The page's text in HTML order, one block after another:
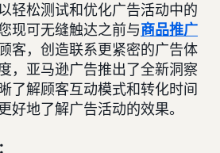
轻松测试和优化广告活动中的
现可无缝触达之前与商品推广
客，创造联系更紧密的广告体
，亚马逊广告推出了全新洞察
了解顾客互动模式和转化时间
好地了解广告活动的效果。